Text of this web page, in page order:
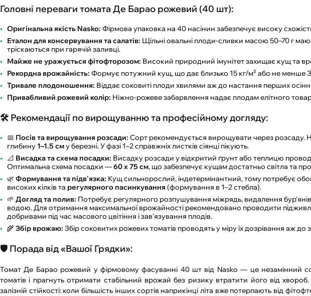
Головні переваги томата Де Барао рожевий (40 шт):
Оригінальна якість Nasko: Фірмова упаковка на 40 насінин забезпечує високу
Еталон для консервування та салатів: Щільні овальні плоди-сливки масою 50–70 г
тріскаються при гарячій заливці.
Майже не уражується фітофторозом: Високий природний імунітет захищає кущ та
Рекордна врожайність: Формує потужний кущ, що дає близько 15 кг/м² або не менше
Тривале плодоношення: Віддає соковиті плоди хвилями аж до настання перших
Привабливий рожевий колір: Ніжно-рожеве забарвлення надає плодам елітного
🛠️ Рекомендації по вирощуванню та професійному догляду:
📅 Посів та вирощування розсади: Сорт рекомендується вирощувати через розсаду.
глибину 1–1.5 сму березні. У фазі 1–2 справжніх листків сіянці пікують.
📐 Висадка та схема посадки: Висадку розсади у відкритий ґрунт або теплицю
Оптимальна схема посадки —60 х 75 см, що забезпечує кущам достатньо світла та
🌿 Формування та підв'язка: Кущ сильнорослий, індетермінантний, тому потребує
високих кілків та регулярного пасинкування (формування в 1–2 стебла).
🌱 Догляд та полив: Потребує регулярного розпушування міжрядь, видалення
водою. Для отримання максимальної врожайності рекомендовано проводити
добривами під час масового цвітіння і зав'язування плодів.
🌾 Збір врожаю: Збір соковитих рожевих томатів проводять у міру їх дозрівання аж до
🛡️ Порада від «Вашої Грядки»:
Томат Де Барао рожевий у фірмовому фасуванні 40 шт від Nasko — це незамінний
томатів і прагнуть отримати стабільний врожай без ризику втратити його від
залізній стійкості: коли більшість інших сортів наприкінці літа вже потерпають від